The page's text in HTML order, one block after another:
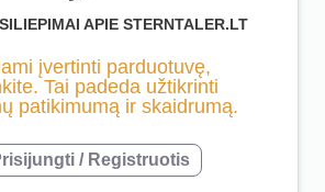
APIE STERNTALER.LT
įvertinti parduotuvę,
Tai padeda užtikrinti
patikimumą ir skaidrumą.
/ Registruotis